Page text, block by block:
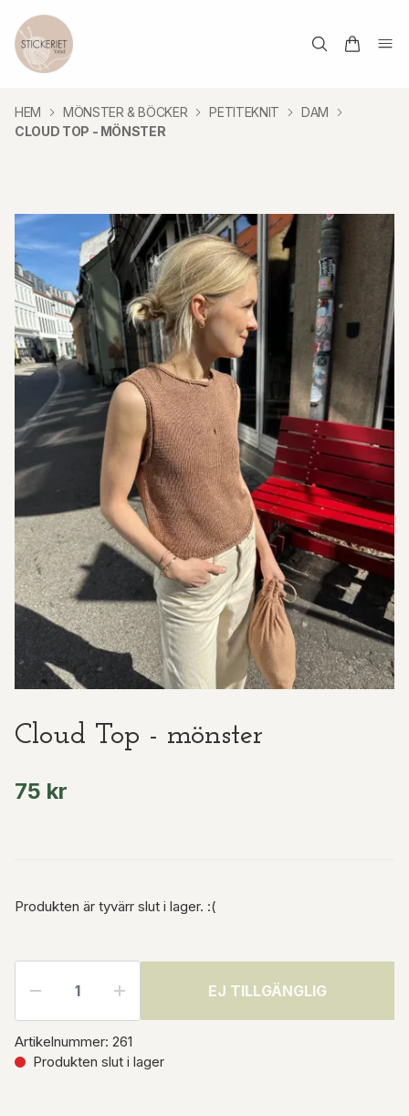
HEM MÖNSTER & BÖCKER PETITEKNIT
DAM
CLOUD TOP - MÖNSTER
Cloud Top - mönster
75 kr
Produkten är tyvärr slut i lager. :(
EJ TILLGÄNGLIG
Artikelnummer: 261
Produkten slut i lager